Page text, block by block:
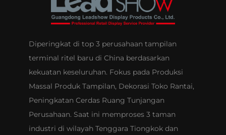
Diperingkat di top 3 perusahaan tampilan
terminal ritel baru di China berdasarkan
kekuatan keseluruhan. Fokus pada Produksi
Massal Produk Tampilan, Dekorasi Toko Rantai,
Peningkatan Cerdas Ruang Tunjangan
Perusahaan. Saat ini memproses 3 taman
industri di wilayah Tenggara Tiongkok dan